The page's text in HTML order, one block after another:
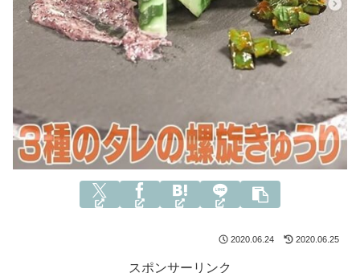
2020.06.24 2020.06.25
スポンサーリンク